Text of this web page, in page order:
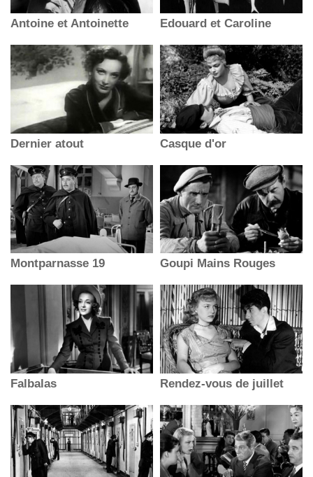
Antoine et Antoinette Edouard et Caroline
Dernier atout Casque d'or
Montparnasse 19 Goupi Mains Rouges
Falbalas Rendez-vous de juillet